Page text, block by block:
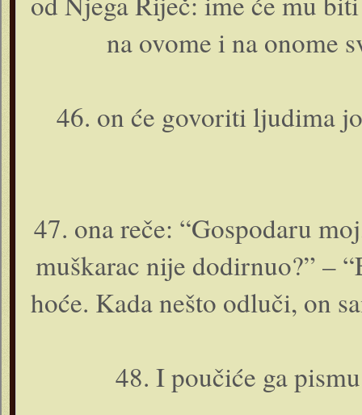
na ovome i na o­nome
46. o­n će govoriti ljudima
47. o­na reče: “Gospodaru
muškarac nije dodirnuo?” –
hoće. Kada nešto odluči, o­n
48. I poučiće ga